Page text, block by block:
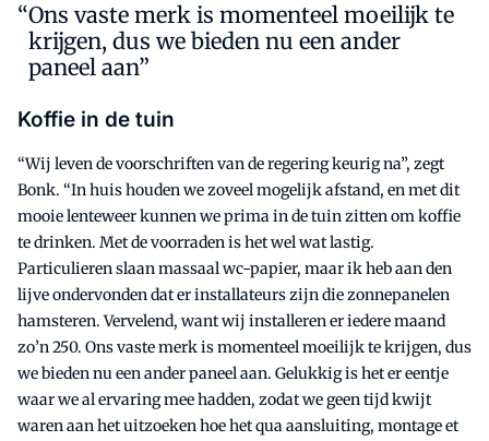
Ons vaste merk is momenteel moeilijk te
krijgen, dus we bieden nu een ander
paneel aan”
Koffie in de tuin
“Wij leven de voorschriften van de regering keurig na”, zegt
Bonk. “In huis houden we zoveel mogelijk afstand, en met dit
mooie lenteweer kunnen we prima in de tuin zitten om koffie
te drinken. Met de voorraden is het wel wat lastig.
Particulieren slaan massaal wc-papier, maar ik heb aan den
lijve ondervonden dat er installateurs zijn die zonnepanelen
hamsteren. Vervelend, want wij installeren er iedere maand
zo’n 250. Ons vaste merk is momenteel moeilijk te krijgen, dus
we bieden nu een ander paneel aan. Gelukkig is het er eentje
waar we al ervaring mee hadden, zodat we geen tijd kwijt
waren aan het uitzoeken hoe het qua aansluiting, montage et